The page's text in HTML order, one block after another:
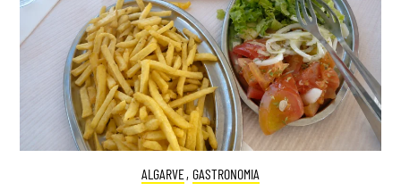
ALGARVE, GASTRONOMIA